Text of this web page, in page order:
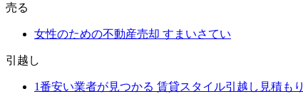
売る
女性のための不動産売却 すまいさてい
引越し
1番安い業者が見つかる 賃貸スタイル引越し見積もり